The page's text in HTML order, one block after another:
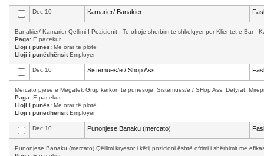
Dec 10 Kamarier/ Banakier
Banakier/ Kamarier Qellimi I Pozicionit : Te ofroje sherbim te shkelqyer per Klientet e Bar -
Paga: E pacekur
Lloji i punës: Me orar të plotë
Lloji i punëdhënsitEmployer
Dec 10 Sistemues/e / Shop Ass.
Mercato pjese e Megatek Grup kerkon te punesoje: Sistemues/e / SHop Ass. Detyrat:
Paga: E pacekur
Lloji i punës: Me orar të plotë
Lloji i punëdhënsitEmployer
Dec 10 Punonjese Banaku (mercato)
Punonjese Banaku (mercato) Qëllimi kryesor i këtij pozicioni është ofrimi i shërbimit me